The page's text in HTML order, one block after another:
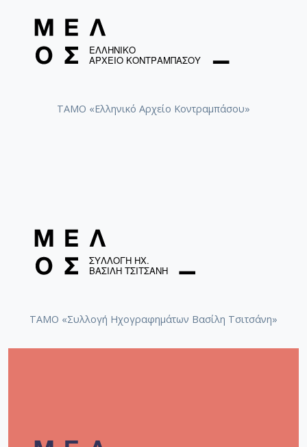
[Φάκελος] GR-As-MTH-003-Sc-034-204-
[Φάκελος] GR-As-MTH-003-Sc-034-205-Biribi
[Φάκελος] GR-As-MTH-003-Sc-034-206-Etat
[Φάκελος] GR-As-MTH-003-Sc-035-209-Jacob
[Φάκελος] GR-As-MTH-003-Sc-036-216-Twelve
[Φάκελος] GR-As-MTH-003-Sc-036-217-
[Φάκελος] GR-As-MTH-003-Sc-037-218-
[Φάκελος] GR-As-MTH-003-Sc-038-219-
[Φάκελος] GR-As-MTH-003-Sc-038-222-Actas
[Φάκελος] GR-As-MTH-003-Sc-039-229-
ΤΑΜΟ «Ελληνικό Αρχείο Κοντραμπάσου»
ΤΑΜΟ «Συλλογή Ηχογραφημάτων Βασίλη Τσιτσάνη»